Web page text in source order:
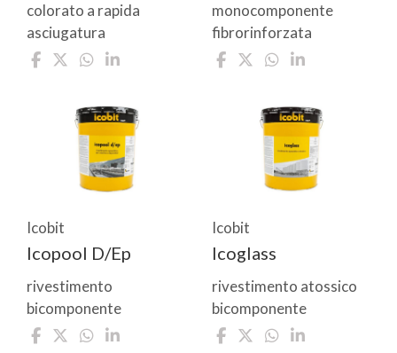
colorato a rapida
asciugatura
monocomponente
fibrorinforzata
Icobit
Icopool D/Ep
rivestimento
bicomponente
Icobit
Icoglass
rivestimento atossico
bicomponente